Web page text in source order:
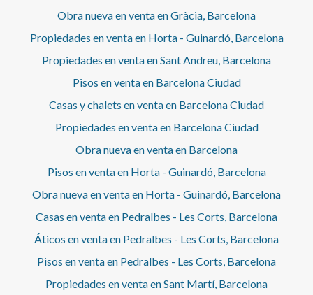
Obra nueva en venta en Gràcia, Barcelona
Propiedades en venta en Horta - Guinardó, Barcelona
Propiedades en venta en Sant Andreu, Barcelona
Pisos en venta en Barcelona Ciudad
Casas y chalets en venta en Barcelona Ciudad
Propiedades en venta en Barcelona Ciudad
Obra nueva en venta en Barcelona
Pisos en venta en Horta - Guinardó, Barcelona
Obra nueva en venta en Horta - Guinardó, Barcelona
Casas en venta en Pedralbes - Les Corts, Barcelona
Áticos en venta en Pedralbes - Les Corts, Barcelona
Pisos en venta en Pedralbes - Les Corts, Barcelona
Propiedades en venta en Sant Martí, Barcelona